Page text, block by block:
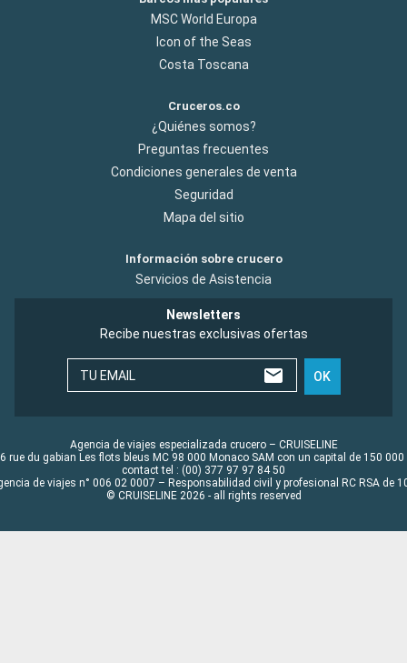
MSC World Europa
Icon of the Seas
Costa Toscana
Cruceros.co
¿Quiénes somos?
Preguntas frecuentes
Condiciones generales de venta
Seguridad
Mapa del sitio
Información sobre crucero
Servicios de Asistencia
Newsletters
Recibe nuestras exclusivas ofertas
TU EMAIL OK
Agencia de viajes especializada crucero – CRUISELINE
rue du gabian Les flots bleus MC 98 000 Monaco SAM con un capital de 150 000
contact tel : (00) 377 97 97 84 50
de viajes n° 006 02 0007 – Responsabilidad civil y profesional RC RSA de
© CRUISELINE 2026 - all rights reserved